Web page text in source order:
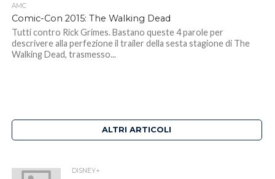
AMC
Comic-Con 2015: The Walking Dead
Tutti contro Rick Grimes. Bastano queste 4 parole per
descrivere alla perfezione il trailer della sesta stagione di The
Walking Dead, trasmesso...
ALTRI ARTICOLI
DISNEY+